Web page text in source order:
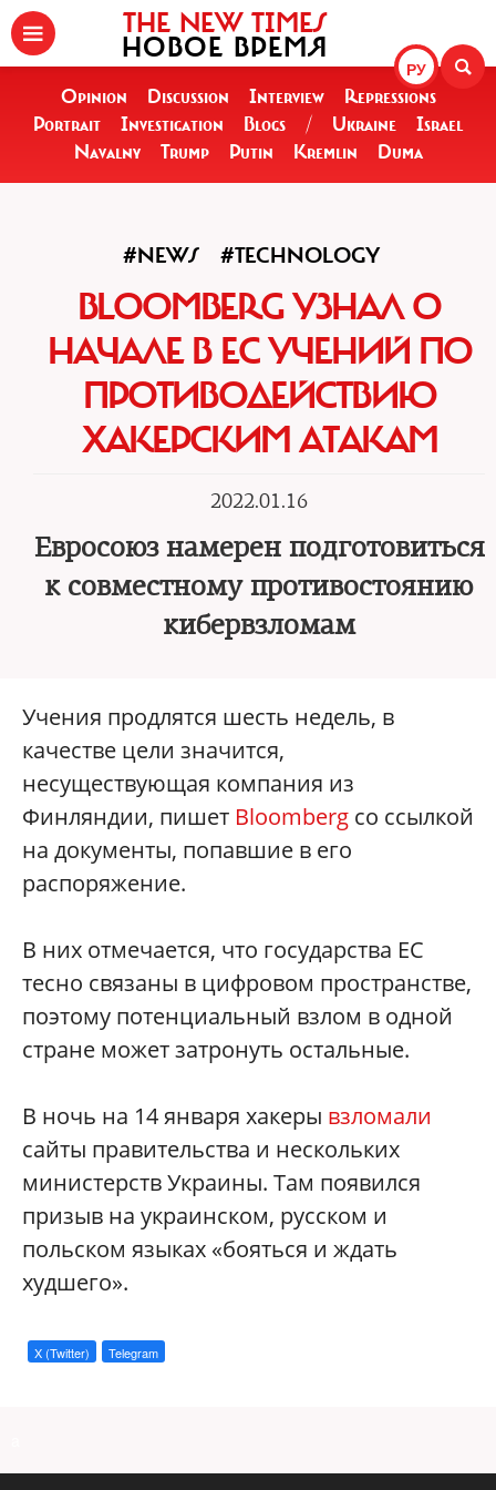
РУ
THE NEW TIMES
НОВОЕ ВРЕМЯ
Opinion Discussion Interview
Repressions
Portrait
Investigation Blogs / Ukraine
Israel
Navalny
Trump Putin Kremlin Duma
#NEWS #TECHNOLOGY
BLOOMBERG УЗНАЛ О
НАЧАЛЕ В ЕС УЧЕНИЙ ПО
ПРОТИВОДЕЙСТВИЮ
ХАКЕРСКИМ АТАКАМ
2022.01.16
Евросоюз намерен подготовиться
к совместному противостоянию
кибервзломам
Учения продлятся шесть недель, в
качестве цели значится,
несуществующая компания из
Финляндии, пишет Bloomberg со ссылкой
на документы, попавшие в его
распоряжение.
В них отмечается, что государства ЕС
тесно связаны в цифровом пространстве,
поэтому потенциальный взлом в одной
стране может затронуть остальные.
В ночь на 14 января хакеры взломали
сайты правительства и нескольких
министерств Украины. Там появился
призыв на украинском, русском и
польском языках «бояться и ждать
худшего».
X (Twitter) Telegram